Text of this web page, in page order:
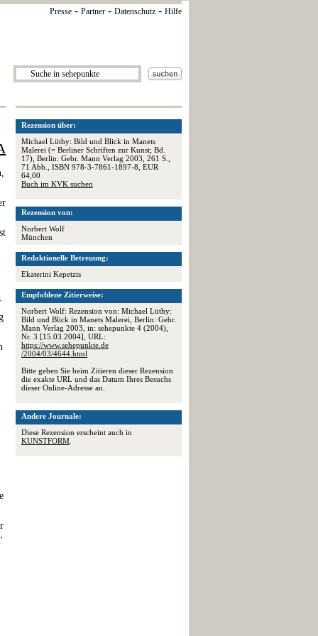
Presse - Partner - Datenschutz - Hilfe
Rezension über:
Michael Lüthy: Bild und Blick in Manets
Malerei (= Berliner Schriften zur Kunst; Bd.
17), Berlin: Gebr. Mann Verlag 2003, 261 S.,
71 Abb., ISBN 978-3-7861-1897-8, EUR
64,00
Buch im KVK suchen
Rezension von:
Norbert Wolf
München
Redaktionelle Betreuung:
Ekaterini Kepetzis
Empfohlene Zitierweise:
Norbert Wolf: Rezension von: Michael Lüthy:
Bild und Blick in Manets Malerei, Berlin: Gebr.
Mann Verlag 2003, in: sehepunkte 4 (2004),
Nr. 3 [15.03.2004], URL:
https://www.sehepunkte.de
/2004/03/4644.html
Bitte geben Sie beim Zitieren dieser Rezension
die exakte URL und das Datum Ihres Besuchs
dieser Online-Adresse an.
Andere Journale:
Diese Rezension erscheint auch in
KUNSTFORM